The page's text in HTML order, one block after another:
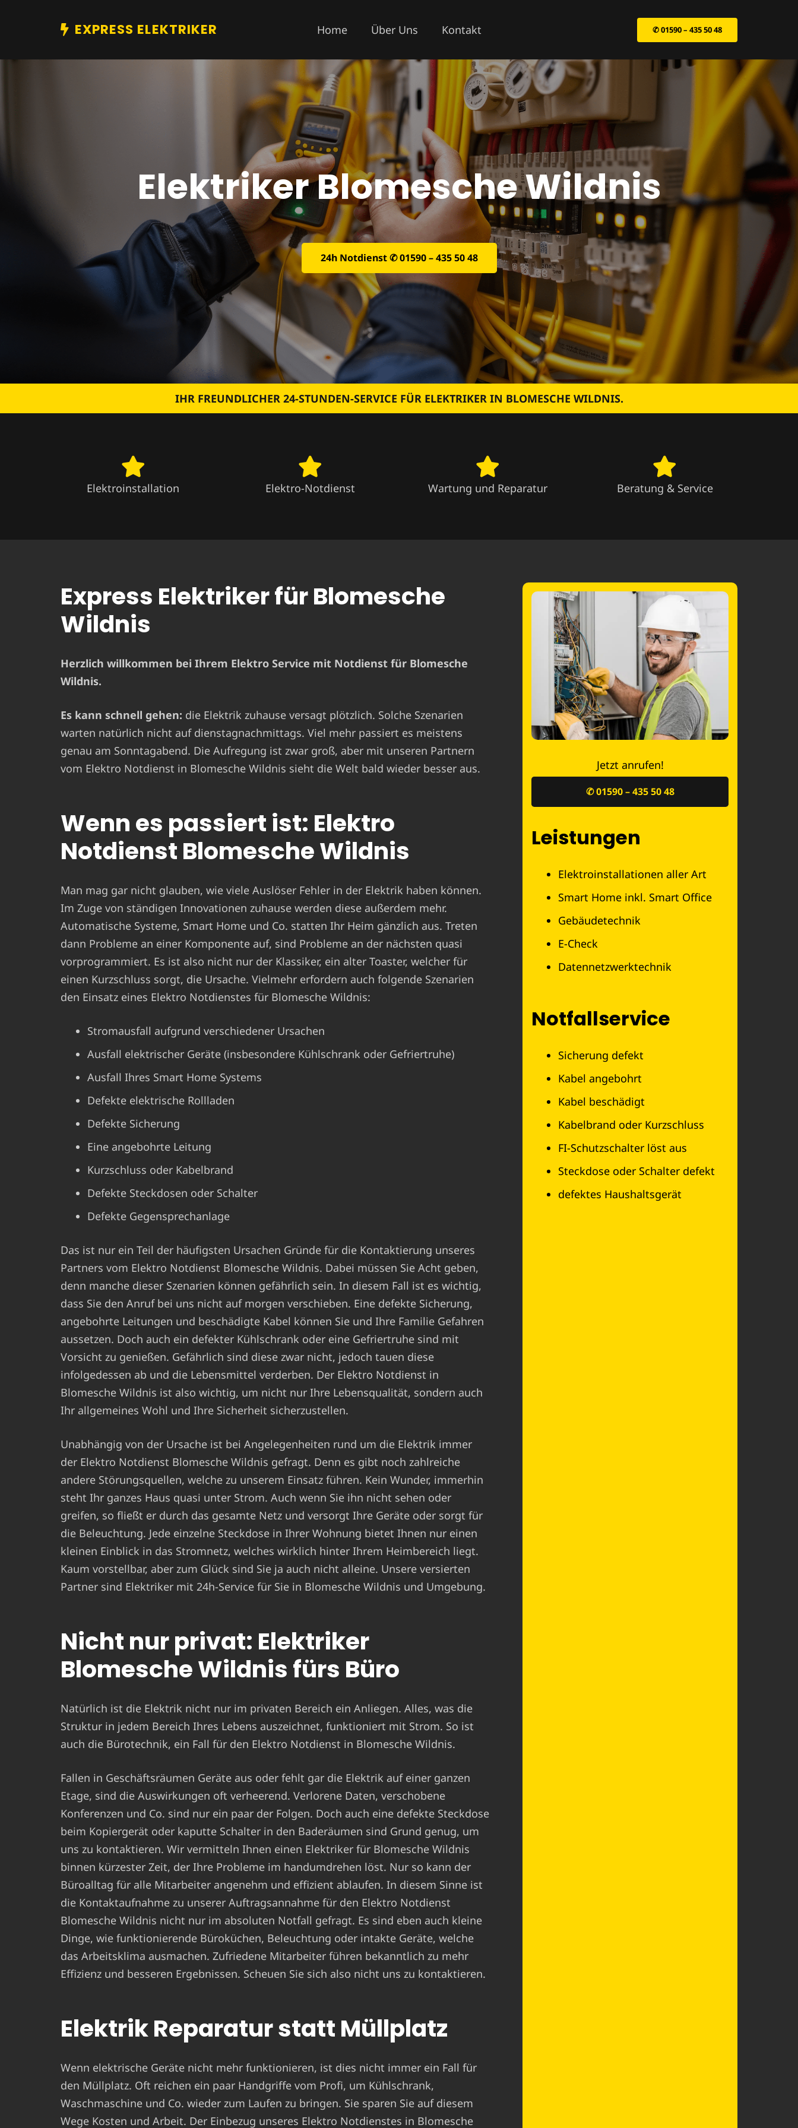
EXPRESS ELEKTRIKER Home Über Uns Kontakt ✆ 01590 – 435 50 48
Elektriker Blomesche Wildnis
24h Notdienst ✆ 01590 – 435 50 48
IHR FREUNDLICHER 24-STUNDEN-SERVICE FÜR ELEKTRIKER IN BLOMESCHE WILDNIS.
Elektroinstallation Elektro-Notdienst Wartung und Reparatur Beratung & Service
Express Elektriker für Blomesche
Wildnis
Herzlich willkommen bei Ihrem Elektro Service mit Notdienst für Blomesche
Wildnis.
Es kann schnell gehen: die Elektrik zuhause versagt plötzlich. Solche Szenarien
warten natürlich nicht auf dienstagnachmittags. Viel mehr passiert es meistens
genau am Sonntagabend. Die Aufregung ist zwar groß, aber mit unseren Partnern
vom Elektro Notdienst in Blomesche Wildnis sieht die Welt bald wieder besser aus.
Wenn es passiert ist: Elektro
Notdienst Blomesche Wildnis
Man mag gar nicht glauben, wie viele Auslöser Fehler in der Elektrik haben können.
Im Zuge von ständigen Innovationen zuhause werden diese außerdem mehr.
Automatische Systeme, Smart Home und Co. statten Ihr Heim gänzlich aus. Treten
dann Probleme an einer Komponente auf, sind Probleme an der nächsten quasi
vorprogrammiert. Es ist also nicht nur der Klassiker, ein alter Toaster, welcher für
einen Kurzschluss sorgt, die Ursache. Vielmehr erfordern auch folgende Szenarien
den Einsatz eines Elektro Notdienstes für Blomesche Wildnis:
Stromausfall aufgrund verschiedener Ursachen
Ausfall elektrischer Geräte (insbesondere Kühlschrank oder Gefriertruhe)
Ausfall Ihres Smart Home Systems
Defekte elektrische Rollladen
Defekte Sicherung
Eine angebohrte Leitung
Kurzschluss oder Kabelbrand
Defekte Steckdosen oder Schalter
Defekte Gegensprechanlage
Das ist nur ein Teil der häufigsten Ursachen Gründe für die Kontaktierung unseres
Partners vom Elektro Notdienst Blomesche Wildnis. Dabei müssen Sie Acht geben,
denn manche dieser Szenarien können gefährlich sein. In diesem Fall ist es wichtig,
dass Sie den Anruf bei uns nicht auf morgen verschieben. Eine defekte Sicherung,
angebohrte Leitungen und beschädigte Kabel können Sie und Ihre Familie Gefahren
aussetzen. Doch auch ein defekter Kühlschrank oder eine Gefriertruhe sind mit
Vorsicht zu genießen. Gefährlich sind diese zwar nicht, jedoch tauen diese
infolgedessen ab und die Lebensmittel verderben. Der Elektro Notdienst in
Blomesche Wildnis ist also wichtig, um nicht nur Ihre Lebensqualität, sondern auch
Ihr allgemeines Wohl und Ihre Sicherheit sicherzustellen.
Unabhängig von der Ursache ist bei Angelegenheiten rund um die Elektrik immer
der Elektro Notdienst Blomesche Wildnis gefragt. Denn es gibt noch zahlreiche
andere Störungsquellen, welche zu unserem Einsatz führen. Kein Wunder, immerhin
steht Ihr ganzes Haus quasi unter Strom. Auch wenn Sie ihn nicht sehen oder
greifen, so fließt er durch das gesamte Netz und versorgt Ihre Geräte oder sorgt für
die Beleuchtung. Jede einzelne Steckdose in Ihrer Wohnung bietet Ihnen nur einen
kleinen Einblick in das Stromnetz, welches wirklich hinter Ihrem Heimbereich liegt.
Kaum vorstellbar, aber zum Glück sind Sie ja auch nicht alleine. Unsere versierten
Partner sind Elektriker mit 24h-Service für Sie in Blomesche Wildnis und Umgebung.
Nicht nur privat: Elektriker
Blomesche Wildnis fürs Büro
Natürlich ist die Elektrik nicht nur im privaten Bereich ein Anliegen. Alles, was die
Struktur in jedem Bereich Ihres Lebens auszeichnet, funktioniert mit Strom. So ist
auch die Bürotechnik, ein Fall für den Elektro Notdienst in Blomesche Wildnis.
Fallen in Geschäftsräumen Geräte aus oder fehlt gar die Elektrik auf einer ganzen
Etage, sind die Auswirkungen oft verheerend. Verlorene Daten, verschobene
Konferenzen und Co. sind nur ein paar der Folgen. Doch auch eine defekte Steckdose
beim Kopiergerät oder kaputte Schalter in den Baderäumen sind Grund genug, um
uns zu kontaktieren. Wir vermitteln Ihnen einen Elektriker für Blomesche Wildnis
binnen kürzester Zeit, der Ihre Probleme im handumdrehen löst. Nur so kann der
Büroalltag für alle Mitarbeiter angenehm und effizient ablaufen. In diesem Sinne ist
die Kontaktaufnahme zu unserer Auftragsannahme für den Elektro Notdienst
Blomesche Wildnis nicht nur im absoluten Notfall gefragt. Es sind eben auch kleine
Dinge, wie funktionierende Büroküchen, Beleuchtung oder intakte Geräte, welche
das Arbeitsklima ausmachen. Zufriedene Mitarbeiter führen bekanntlich zu mehr
Effizienz und besseren Ergebnissen. Scheuen Sie sich also nicht uns zu kontaktieren.
Elektrik Reparatur statt Müllplatz
Wenn elektrische Geräte nicht mehr funktionieren, ist dies nicht immer ein Fall für
den Müllplatz. Oft reichen ein paar Handgriffe vom Profi, um Kühlschrank,
Waschmaschine und Co. wieder zum Laufen zu bringen. Sie sparen Sie auf diesem
Wege Kosten und Arbeit. Der Einbezug unseres Elektro Notdienstes in Blomesche
Jetzt anrufen!
✆ 01590 – 435 50 48
Leistungen
Elektroinstallationen aller Art
Smart Home inkl. Smart Office
Gebäudetechnik
E-Check
Datennetzwerktechnik
Notfallservice
Sicherung defekt
Kabel angebohrt
Kabel beschädigt
Kabelbrand oder Kurzschluss
FI-Schutzschalter löst aus
Steckdose oder Schalter defekt
defektes Haushaltsgerät